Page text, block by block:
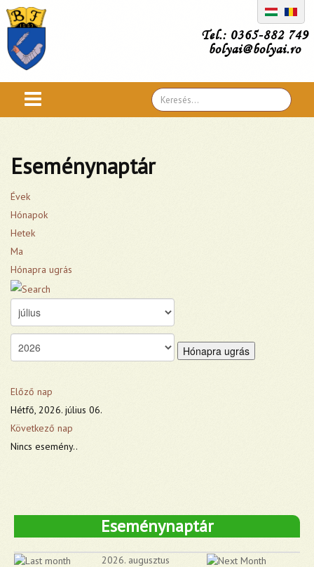
Tel.: 0365-882 749
bolyai@bolyai.ro
Search
...
Eseménynaptár
Évek
Hónapok
Hetek
Ma
Hónapra ugrás
Hónapra ugrás
Előző nap
Hétfő, 2026. július 06.
Következő nap
Nincs esemény..
Eseménynaptár
2026. augusztus